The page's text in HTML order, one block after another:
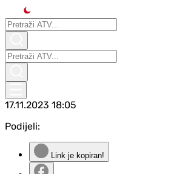
17.11.2023 18:05
Podijeli:
Link je kopiran!